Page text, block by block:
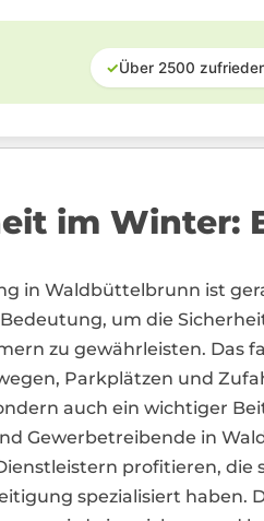
✓Über 2500
im Winter:
in Waldbüttelbrunn ist
um die
zu gewährleisten. Das
Parkplätzen und
auch ein wichtiger
Gewerbetreibende in
profitieren, die
spezialisiert haben.